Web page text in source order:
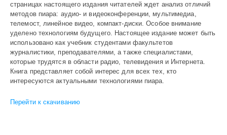
страницах настоящего издания читателей ждет анализ отличий
методов пиара: аудио- и видеоконференции, мультимедиа,
телемост, линейное видео, компакт-диски. Особое внимание
уделено технологиям будущего. Настоящее издание может быть
использовано как учебник студентами факультетов
журналистики, преподавателями, а также специалистами,
которые трудятся в области радио, телевидения и Интернета.
Книга представляет собой интерес для всех тех, кто
интересуются актуальными технологиями пиара.
Перейти к скачиванию